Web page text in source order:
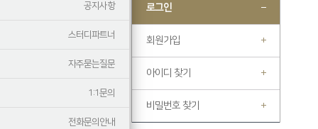
공지사항
스터디파트너
자주묻는질문
1:1문의
전화문의안내
로그인
회원가입
아이디 찾기
비밀번호 찾기